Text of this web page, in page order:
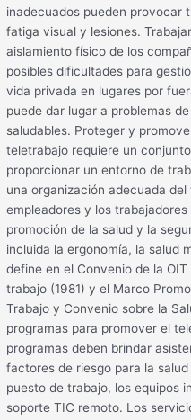
inadecuados pueden provocar
fatiga visual y lesiones.
aislamiento físico de los
posibles dificultades para
vida privada en lugares por
puede dar lugar a problemas
saludables. Proteger y
teletrabajo requiere un
proporcionar un entorno de
una organización adecuada
empleadores y los
promoción de la salud y la
incluida la ergonomía, la salud
define en el Convenio de la
trabajo (1981) y el Marco
Trabajo y Convenio sobre la
programas para promover el
programas deben brindar
factores de riesgo para la
puesto de trabajo, los equipos
soporte TIC remoto. Los